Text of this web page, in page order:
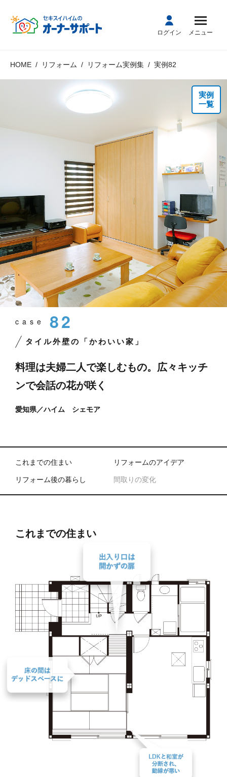
ログイン メニュー
HOME リフォーム リフォーム実例集 実例82
case 82
タイル外壁の「かわいい家」
料理は夫婦二人で楽しむもの。 広々キッチ
ンで会話の花が咲く
愛知県／ハイム シェモア
実例
一覧
これまでの住まい リフォームのアイデア
リフォーム後の暮らし 間取りの変化
これまでの住まい